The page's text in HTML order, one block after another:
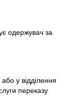
одержувач за
у відділення
переказу